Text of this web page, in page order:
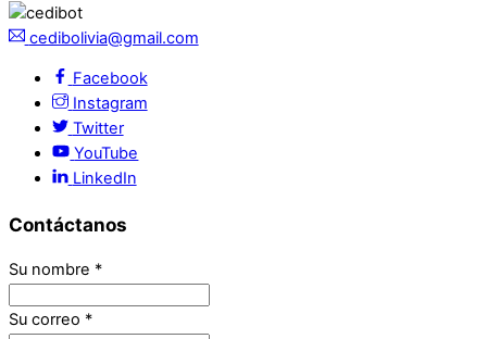
cedibolivia@gmail.com
Facebook
Instagram
Twitter
YouTube
LinkedIn
Contáctanos
Su nombre *
Su correo *